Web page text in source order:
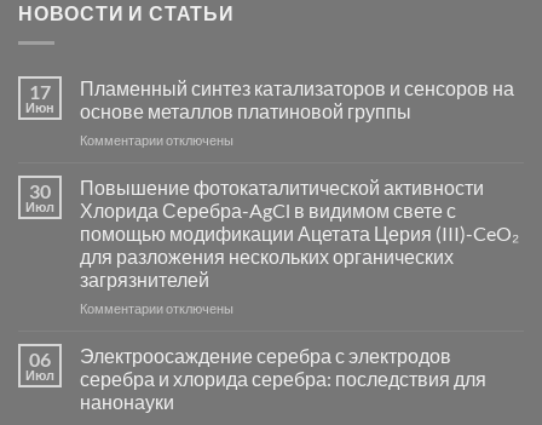
НОВОСТИ И СТАТЬИ
17
Июн
Пламенный синтез катализаторов и сенсоров на
основе металлов платиновой группы
Комментариик
Пламенный
синтез
катализаторов
и
сенсоров
на
основе
группы
отключены
30
Июл
Повышение фотокаталитической активности
Хлорида Серебра-AgCl в видимом свете с
помощью модификации Ацетата Церия (III)-CeO₂
для разложения нескольких органических
загрязнителей
Комментариик
фотокаталитической
активности
Хлорида
отключены
06
Июл
Электроосаждение серебра с электродов
серебра и хлорида серебра: последствия для
нанонауки